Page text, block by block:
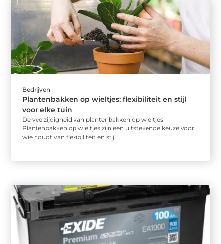
Bedrijven
Plantenbakken op wieltjes: flexibiliteit en stijl
voor elke tuin
De veelzijdigheid van plantenbakken op wieltjes
Plantenbakken op wieltjes zijn een uitstekende keuze voor
wie houdt van flexibiliteit en stijl ...